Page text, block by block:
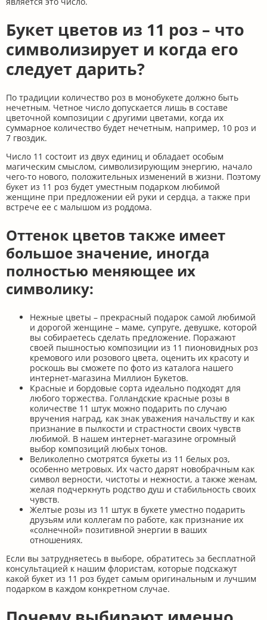
Букет цветов из 11 роз – что
символизирует и когда его
следует дарить?
По традиции количество роз в монобукете должно быть
нечетным. Четное число допускается лишь в составе
цветочной композиции с другими цветами, когда их
суммарное количество будет нечетным, например, 10 роз и
7 гвоздик.
Число 11 состоит из двух единиц и обладает особым
магическим смыслом, символизирующим энергию, начало
чего-то нового, положительных изменений в жизни. Поэтому
букет из 11 роз будет уместным подарком любимой
женщине при предложении ей руки и сердца, а также при
встрече ее с малышом из роддома.
Оттенок цветов также имеет
большое значение, иногда
полностью меняющее их
символику:
Нежные цветы – прекрасный подарок самой любимой
и дорогой женщине – маме, супруге, девушке, которой
вы собираетесь сделать предложение. Поражают
своей пышностью композиции из 11 пионовидных роз
кремового или розового цвета, оценить их красоту и
роскошь вы сможете по фото из каталога нашего
интернет-магазина Миллион Букетов.
Красные и бордовые сорта идеально подходят для
любого торжества. Голландские красные розы в
количестве 11 штук можно подарить по случаю
вручения наград, как знак уважения начальству и как
признание в пылкости и страстности своих чувств
любимой. В нашем интернет-магазине огромный
выбор композиций любых тонов.
Великолепно смотрятся букеты из 11 белых роз,
особенно метровых. Их часто дарят новобрачным как
символ верности, чистоты и нежности, а также женам,
желая подчеркнуть родство душ и стабильность своих
чувств.
Желтые розы из 11 штук в букете уместно подарить
друзьям или коллегам по работе, как признание их
«солнечной» позитивной энергии в ваших
отношениях.
Если вы затрудняетесь в выборе, обратитесь за бесплатной
консультацией к нашим флористам, которые подскажут
какой букет из 11 роз будет самым оригинальным и лучшим
подарком в каждом конкретном случае.